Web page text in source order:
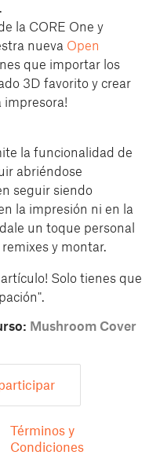
la CORE One y
nueva Open
que importar los
3D favorito y crear
impresora!
la funcionalidad de
abriéndose
seguir siendo
la impresión ni en la
un toque personal
y montar.
Solo tienes que
Mushroom Cover
Términos y
Condiciones